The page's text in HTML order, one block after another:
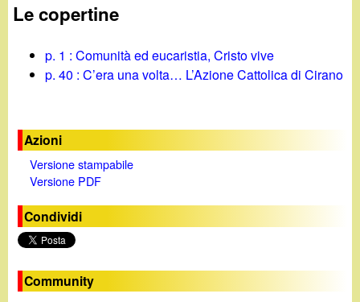
Le copertine
p. 1 : Comunità ed eucaristia, Cristo vive
p. 40 : C’era una volta… L’Azione Cattolica di Cirano
Azioni
Versione stampabile
Versione PDF
Condividi
Community